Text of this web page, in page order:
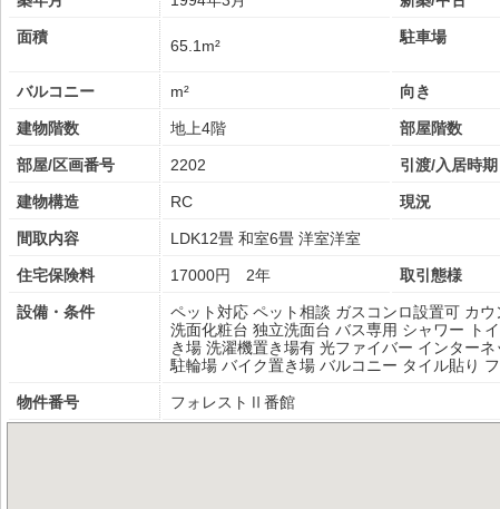
面積 65.1m² 駐車場
バルコニー m² 向き
建物階数 地上4階 部屋階数
部屋/区画番号 2202 引渡/入居時期
建物構造 RC 現況
間取内容 LDK12畳 和室6畳 洋室洋室
住宅保険料 17000円 2年 取引態様
設備・条件
ペット対応 ペット相談 ガスコンロ設置可 カ
洗面化粧台 独立洗面台 バス専用 シャワー ト
き場 洗濯機置き場有 光ファイバー インター
駐輪場 バイク置き場 バルコニー タイル貼り
物件番号 フォレストⅡ番館